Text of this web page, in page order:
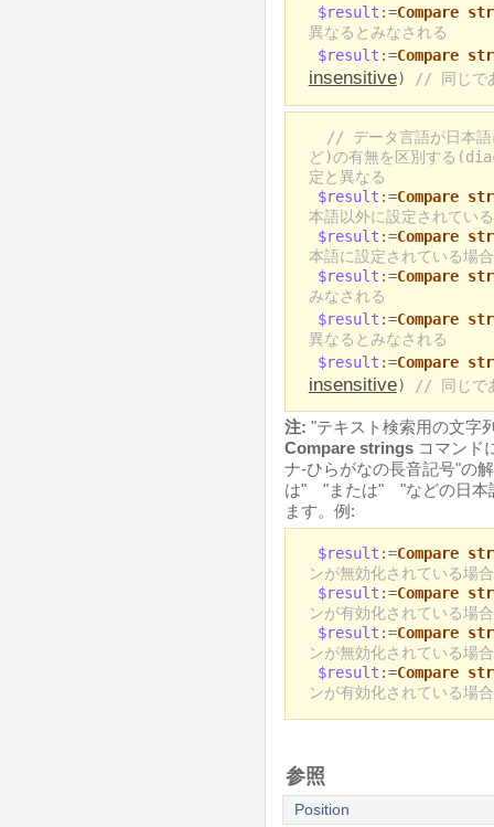
$result :=Compare
異なるとみなされる
$result :=Compare
insensitive) // 同じで
// データ言語が日本語
ど)の有無を区別する
定と異なる
$result :=Compare
本語以外に設定されてい
$result :=Compare
本語に設定されている場
$result :=Compare
みなされる
$result :=Compare
異なるとみなされる
$result :=Compare
insensitive) // 同じで
注: "テキスト検索用の文字
Compare strings コマンド
ナ-ひらがなの長音記号"の
は"ゝ"または"ゞ"などの日
ます。例:
$result :=Compare
ンが無効化されている場
$result :=Compare
ンが有効化されている場
$result :=Compare
ンが無効化されている場
$result :=Compare
ンが有効化されている場
参照
Position